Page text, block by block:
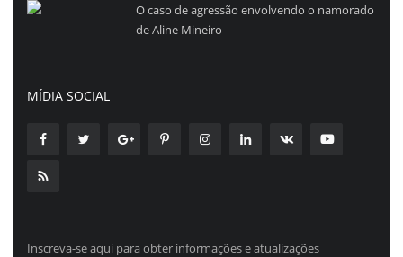
O caso de agressão envolvendo o namorado
de Aline Mineiro
MÍDIA SOCIAL
Inscreva-se aqui para obter informações e atualizações